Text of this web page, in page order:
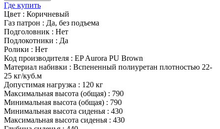
Где купить
Цвет : Коричневый
Газ патрон : Да, без подъема
Подголовник : Нет
Подлокотники : Да
Ролики : Нет
Код производителя : EP Aurora PU Brown
Материал набивки : Вспененный полиуретан плотностью 22-
25 кг/куб.м
Допустимая нагрузка : 120 кг
Максимальная высота (общая) : 790
Минимальная высота (общая) : 790
Минимальная высота сиденья : 430
Максимальная высота сиденья : 430